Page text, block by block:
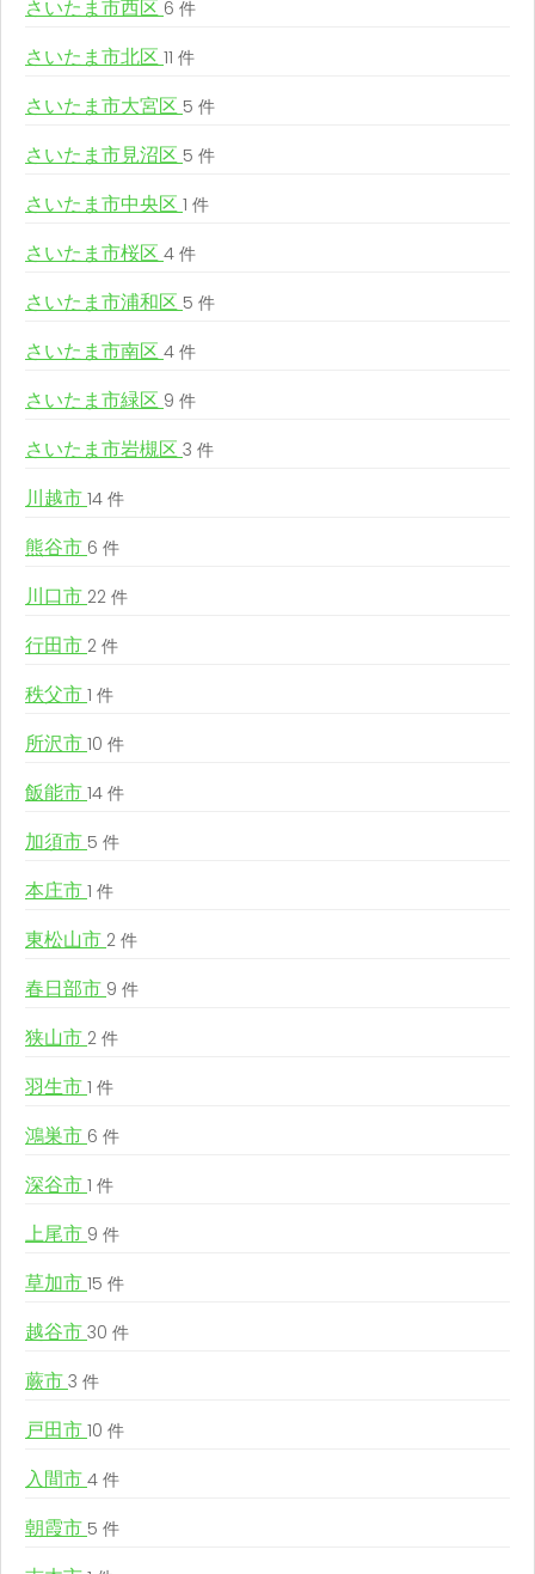
さいたま市西区 6 件
さいたま市北区 11 件
さいたま市大宮区 5 件
さいたま市見沼区 5 件
さいたま市中央区 1 件
さいたま市桜区 4 件
さいたま市浦和区 5 件
さいたま市南区 4 件
さいたま市緑区 9 件
さいたま市岩槻区 3 件
川越市 14 件
熊谷市 6 件
川口市 22 件
行田市 2 件
秩父市 1 件
所沢市 10 件
飯能市 14 件
加須市 5 件
本庄市 1 件
東松山市 2 件
春日部市 9 件
狭山市 2 件
羽生市 1 件
鴻巣市 6 件
深谷市 1 件
上尾市 9 件
草加市 15 件
越谷市 30 件
蕨市 3 件
戸田市 10 件
入間市 4 件
朝霞市 5 件